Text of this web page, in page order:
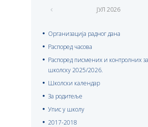
ЈУЛ 2026
Организација радног дана
Распоред часова
Распоред писмених и контролних
школску 2025/2026.
Школски календар
За родитеље
Упис у школу
2017-2018